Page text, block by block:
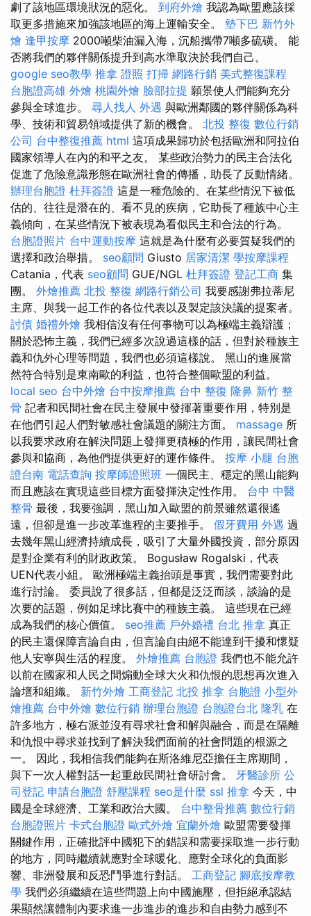
劇了該地區環境狀況的惡化。 到府外燴 我認為歐盟應該採
取更多措施來加強該地區的海上運輸安全。 墊下巴 新竹外
燴 逢甲按摩 2000噸柴油漏入海，沉船攜帶7噸多硫磺。 能
否將我們的夥伴關係提升到高水準取決於我們自己。
google seo教學 推拿 證照 打掃 網路行銷 美式整復課程
台胞證高雄 外燴 桃園外燴 臉部拉提 願景使人們能夠充分
參與全球進步。 尋人找人 外遇 與歐洲鄰國的夥伴關係為科
學、技術和貿易領域提供了新的機會。 北投 整復 數位行銷
公司 台中整復推薦 html 這項成果歸功於包括歐洲和阿拉伯
國家領導人在內的和平之友。 某些政治勢力的民主合法化
促進了危險意識形態在歐洲社會的傳播，助長了反動情緒。
辦理台胞證 杜拜簽證 這是一種危險的、在某些情況下被低
估的、往往是潛在的、看不見的疾病，它助長了種族中心主
義傾向，在某些情況下被表現為看似民主和合法的行為。
台胞證照片 台中運動按摩 這就是為什麼有必要質疑我們的
選擇和政治舉措。 seo顧問 Giusto 居家清潔 學按摩課程
Catania，代表 seo顧問 GUE/NGL 杜拜簽證 登記工商 集
團。 外燴推薦 北投 整復 網路行銷公司 我要感謝弗拉蒂尼
主席、與我一起工作的各位代表以及製定該決議的提案者。
討債 婚禮外燴 我相信沒有任何事物可以為極端主義辯護；
關於恐怖主義，我們已經多次說過這樣的話，但對於種族主
義和仇外心理等問題，我們也必須這樣說。 黑山的進展當
然符合特別是東南歐的利益，也符合整個歐盟的利益。
local seo 台中外燴 台中按摩推薦 台中 整復 隆鼻 新竹 整
骨 記者和民間社會在民主發展中發揮著重要作用，特別是
在他們引起人們對敏感社會議題的關注方面。 massage 所
以我要求政府在解決問題上發揮更積極的作用，讓民間社會
參與和協商，為他們提供更好的運作條件。 按摩 小腿 台胞
證台南 電話查詢 按摩師證照班 一個民主、穩定的黑山能夠
而且應該在實現這些目標方面發揮決定性作用。 台中 中醫
整骨 最後，我要強調，黑山加入歐盟的前景雖然還很遙
遠，但卻是進一步改革進程的主要推手。 假牙費用 外遇 過
去幾年黑山經濟持續成長，吸引了大量外國投資，部分原因
是對企業有利的財政政策。 Bogusław Rogalski，代表
UEN代表小組。 歐洲極端主義抬頭是事實，我們需要對此
進行討論。 委員說了很多話，但都是泛泛而談，談論的是
次要的話題，例如足球比賽中的種族主義。 這些現在已經
成為我們的核心價值。 seo推薦 戶外婚禮 台北 推拿 真正
的民主還保障言論自由，但言論自由絕不能達到干擾和懷疑
他人安寧與生活的程度。 外燴推薦 台胞證 我們也不能允許
以前在國家和人民之間煽動全球大火和仇恨的思想再次進入
論壇和組織。 新竹外燴 工商登記 北投 推拿 台胞證 小型外
燴推薦 台中外燴 數位行銷 辦理台胞證 台胞證台北 隆乳 在
許多地方，極右派並沒有尋求社會和解與融合，而是在隔離
和仇恨中尋求並找到了解決我們面前的社會問題的根源之
一。 因此，我相信我們能夠在斯洛維尼亞擔任主席期間，
與下一次人權對話一起重啟民間社會研討會。 牙醫診所 公
司登記 申請台胞證 舒壓課程 seo是什麼 ssl 推拿 今天，中
國是全球經濟、工業和政治大國。 台中整骨推薦 數位行銷
台胞證照片 卡式台胞證 歐式外燴 宜蘭外燴 歐盟需要發揮
關鍵作用，正確批評中國犯下的錯誤和需要採取進一步行動
的地方，同時繼續就應對全球暖化、應對全球化的負面影
響、非洲發展和反恐鬥爭進行對話。 工商登記 腳底按摩教
學 我們必須繼續在這些問題上向中國施壓，但拒絕承認結
果顯然讓體制內要求進一步進步的進步和自由勢力感到不